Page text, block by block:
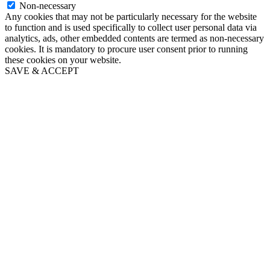
Non-necessary
Any cookies that may not be particularly necessary for the website
to function and is used specifically to collect user personal data via
analytics, ads, other embedded contents are termed as non-necessary
cookies. It is mandatory to procure user consent prior to running
these cookies on your website.
SAVE & ACCEPT